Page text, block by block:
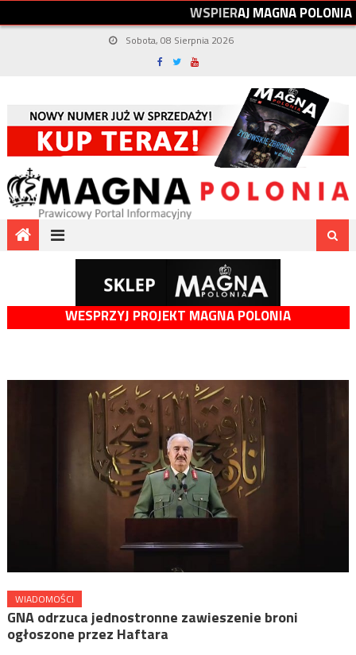
WSPIERAJMAGNAPOLONIA
Sobota, 08 Sierpnia 2026
WESPRZYJ PROJEKT MAGNA POLONIA
WIADOMOŚCI
GNA odrzuca jednostronne zawieszenie broni
ogłoszone przez Haftara